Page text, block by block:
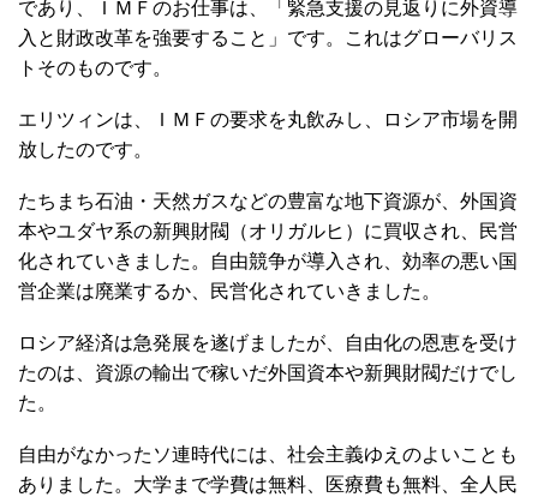
であり、ＩＭＦのお仕事は、「緊急支援の見返りに外資導
入と財政改革を強要すること」です。これはグローバリス
トそのものです。
エリツィンは、ＩＭＦの要求を丸飲みし、ロシア市場を開
放したのです。
たちまち石油・天然ガスなどの豊富な地下資源が、外国資
本やユダヤ系の新興財閥（オリガルヒ）に買収され、民営
化されていきました。自由競争が導入され、効率の悪い国
営企業は廃業するか、民営化されていきました。
ロシア経済は急発展を遂げましたが、自由化の恩恵を受け
たのは、資源の輸出で稼いだ外国資本や新興財閥だけでし
た。
自由がなかったソ連時代には、社会主義ゆえのよいことも
ありました。大学まで学費は無料、医療費も無料、全人民